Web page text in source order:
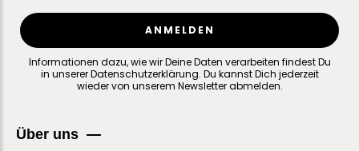
ANMELDEN
Informationen dazu, wie wir Deine Daten verarbeiten findest Du
in unsererDatenschutzerklärung. Du kannst Dich jederzeit
wieder von unserem Newsletter abmelden.
Über uns